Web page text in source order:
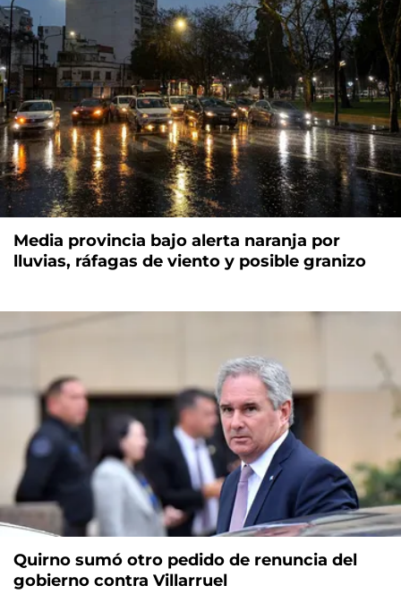
Media provincia bajo alerta naranja por
lluvias, ráfagas de viento y posible granizo
Quirno sumó otro pedido de renuncia del
gobierno contra Villarruel